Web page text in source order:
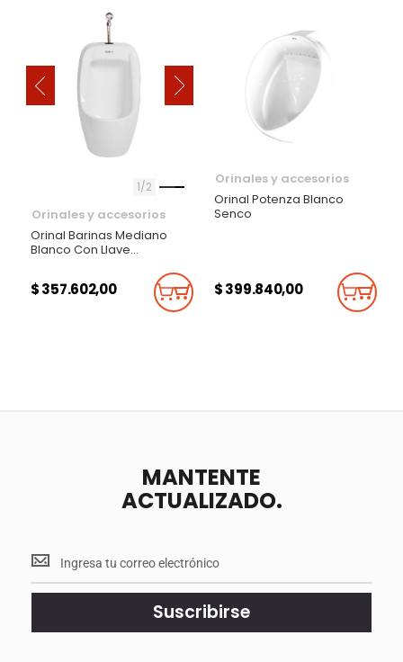
‹ ›
1 2
Orinales y accesorios
Orinal Barinas Mediano
Blanco Con Llave
$ 357.602,00 Añadir Al Carrito
Orinales y accesorios
Orinal Potenza Blanco
Senco
$ 399.840,00
MANTENTE
ACTUALIZADO.
Mantente
<br>
actualizado.
Suscribirse